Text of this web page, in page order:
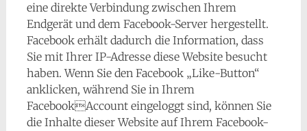
eine direkte Verbindung zwischen Ihrem
Endgerät und dem Facebook-Server hergestellt.
Facebook erhält dadurch die Information, dass
Sie mit Ihrer IP-Adresse diese Website besucht
haben. Wenn Sie den Facebook „Like-Button“
anklicken, während Sie in Ihrem
FacebookAccount eingeloggt sind, können Sie
die Inhalte dieser Website auf Ihrem Facebook-